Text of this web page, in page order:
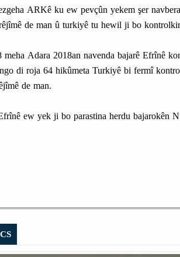
ARKê ku ew pevçûn yekem şer
de man û turkiyê tu hewil ji bo
Adara 2018an navenda bajarê Efrînê
di roja 64 hikûmeta Turkiyê bi fermî
de man.
ew yek ji bo parastina herdu